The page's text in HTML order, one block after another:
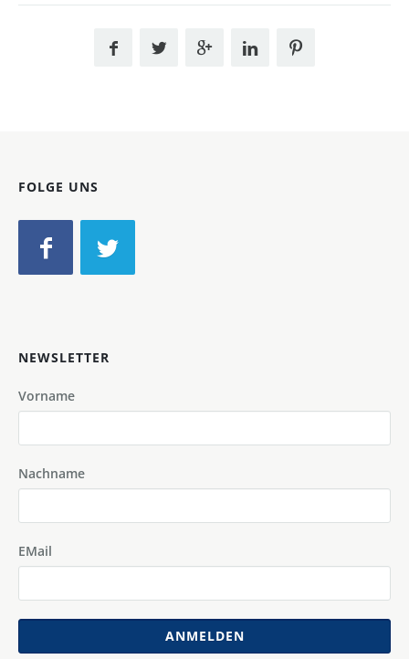
FOLGE UNS
NEWSLETTER
Vorname
Nachname
EMail
ANMELDEN